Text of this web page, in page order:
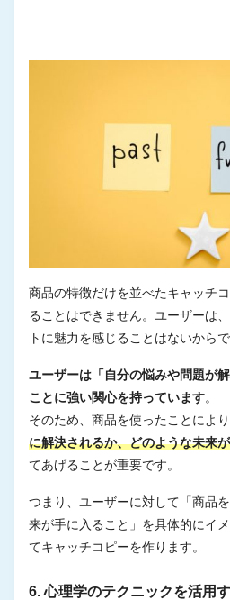
商品の特徴だけを並べたキャッチ
ることはできません。ユーザーは
トに魅力を感じることはないからで
ユーザーは「自分の悩みや問題が
ことに強い関心を持っています。
そのため、商品を使ったことによ
に解決されるか、どのような未来
てあげることが重要です。
つまり、ユーザーに対して「商品
来が手に入ること」を具体的にイ
てキャッチコピーを作ります。
6. 心理学のテクニックを活用